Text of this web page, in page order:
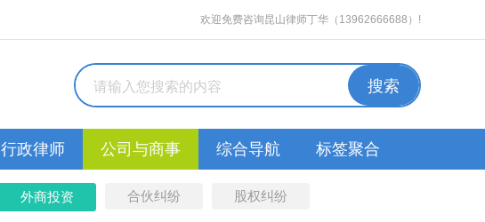
欢迎免费咨询昆山律师丁华（13962666688）!
行政律师 公司与商事 综合导航 标签聚合
外商投资 合伙纠纷 股权纠纷